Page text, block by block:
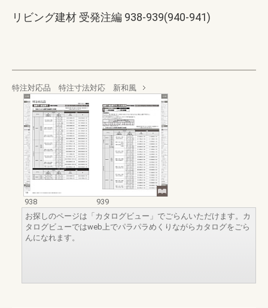
リビング建材 受発注編 938-939(940-941)
特注対応品 特注寸法対応 新和風
938
939
お探しのページは「カタログビュー」でごらんいただけます。カ
タログビューではweb上でパラパラめくりながらカタログをごら
んになれます。